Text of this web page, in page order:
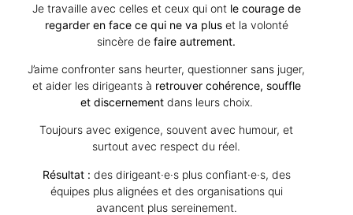
Je travaille avec celles et ceux qui ont le courage de
regarder en face ce qui ne va plus et la volonté
sincère defaire autrement.
J’aime confronter sans heurter, questionner sans juger,
et aider les dirigeants à retrouver cohérence, souffle
et discernementdans leurs choix.
Toujours avec exigence, souvent avec humour, et
surtout avec respect du réel.
Résultat : des dirigeant·e·s plus confiant·e·s, des
équipes plus alignées et des organisations qui
avancent plus sereinement.